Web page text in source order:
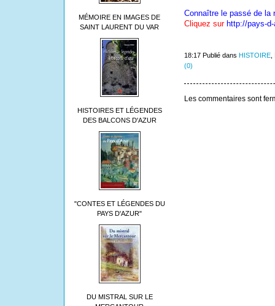
MÉMOIRE EN IMAGES DE
SAINT LAURENT DU VAR
HISTOIRES ET LÉGENDES
DES BALCONS D'AZUR
"CONTES ET LÉGENDES DU
PAYS D'AZUR"
DU MISTRAL SUR LE
Connaître le passé de la
Cliquez sur http://pays-
18:17 Publié dans HISTOIRE,
(0)
Les commentaires sont